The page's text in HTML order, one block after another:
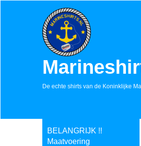
De echte shirts van de Koninklijke
BELANGRIJK !!
Maatvoering